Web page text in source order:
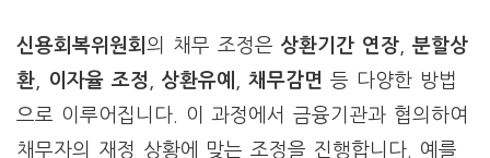
신용회복위원회 의 채무 조정은 상환기간 연장 ,분할상
환
이자율 조정 상환유예 ,채무감면 등 다양한 방법
으로 이루어집니다. 이 과정에서 금융기관과 협의하여
채무자의 재정 상황에 맞는 조정을 진행합니다. 예를